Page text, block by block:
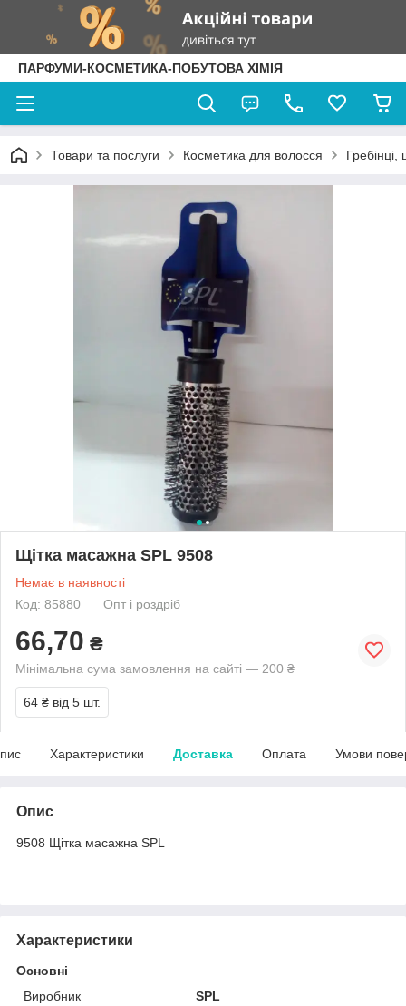
ПАРФУМИ-КОСМЕТИКА-ПОБУТОВА ХІМІЯ
Товари та послуги Косметика для волосся Гребінці,
Щітка масажна SPL 9508
Немає в наявності
Код: 85880
Опт і роздріб
66,70 ₴
Мінімальна сума замовлення на сайті — 200 ₴
64 ₴ від 5 шт.
Характеристики Доставка Оплата Умови
Опис
9508 Щітка масажна SPL
Характеристики
Основні
Виробник
SPL